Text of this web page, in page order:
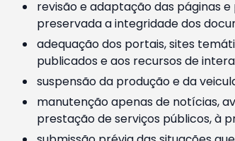
revisão e adaptação das páginas
preservada a integridade dos
adequação dos portais, sites
publicados e aos recursos de
suspensão da produção e da
manutenção apenas de notícias,
prestação de serviços públicos, à